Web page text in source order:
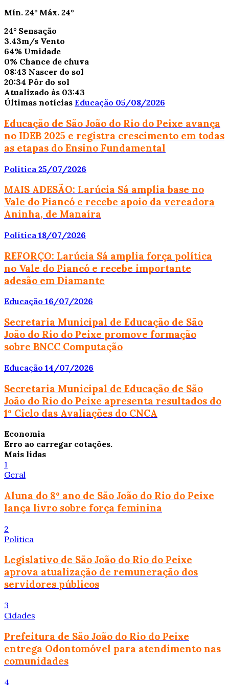
Mín. 24° Máx. 24°
24° Sensação
3.43m/s Vento
64% Umidade
0% Chance de chuva
08:43 Nascer do sol
20:34 Pôr do sol
Atualizado às 03:43
Últimas notícias Educação 05/08/2026
Educação de São João do Rio do Peixe avança
no IDEB 2025 e registra crescimento em todas
as etapas do Ensino Fundamental
Política 25/07/2026
MAIS ADESÃO: Larúcia Sá amplia base no
Vale do Piancó e recebe apoio da vereadora
Aninha, de Manaíra
Política 18/07/2026
REFORÇO: Larúcia Sá amplia força política
no Vale do Piancó e recebe importante
adesão em Diamante
Educação 16/07/2026
Secretaria Municipal de Educação de São
João do Rio do Peixe promove formação
sobre BNCC Computação
Educação 14/07/2026
Secretaria Municipal de Educação de São
João do Rio do Peixe apresenta resultados do
1º Ciclo das Avaliações do CNCA
Economia
Erro ao carregar cotações.
Mais lidas
1
Geral
Aluna do 8º ano de São João do Rio do Peixe
lança livro sobre força feminina
2
Política
Legislativo de São João do Rio do Peixe
aprova atualização de remuneração dos
servidores públicos
3
Cidades
Prefeitura de São João do Rio do Peixe
entrega Odontomóvel para atendimento nas
comunidades
4